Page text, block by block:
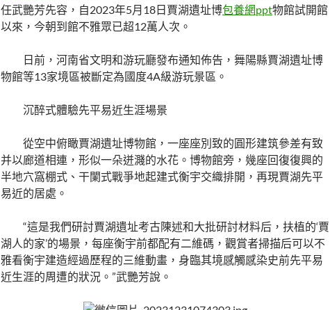
任武艷芳先容，自2023年5月18日賈湖遺址博包養網ppt物館試開館
以來，今朝到館不雅眾已超12萬人次。
日前，河南省文明和游玩廳發布通知佈告，舞陽縣賈湖遺址博
物館等13家境區被斷定為國度4A級游玩景區。
沉醉式體驗先平易近生涯場景
從空中俯瞰賈湖遺址博物館，一座座別致的圓形建筑參差有致
并以廊道相連，形似一朵迸濺的水花。博物館旁，幾座回復復興的
半地穴窩棚式、干闌式戰爭地起建式衡宇交織排開，再現賈湖先平
易近的居處。
“這是我們研討賈湖遺址考古陳述和大批研討材料后，扶植的‘賈
湖人的家’的場景，每座衡宇前都配有二維碼，觀賞者掃描后可以不
雅看衡宇建造經過歷程的三維動畫，身臨其境感觸感染史前先平易
近生涯的周遭的狀況。”武艷芳說。